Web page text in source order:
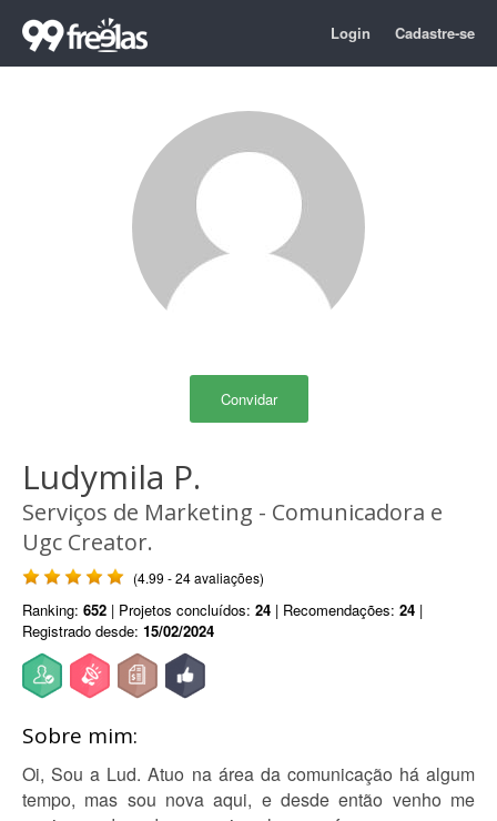
Login Cadastre-se
Convidar
Ludymila P.
Serviços de Marketing - Comunicadora e
Ugc Creator.
(4.99 - 24 avaliações)
Ranking: 652 | Projetos concluídos: 24 | Recomendações: 24 |
Registrado desde: 15/02/2024
Sobre mim:
Oi, Sou a Lud. Atuo na área da comunicação há algum
tempo, mas sou nova aqui, e desde então venho me